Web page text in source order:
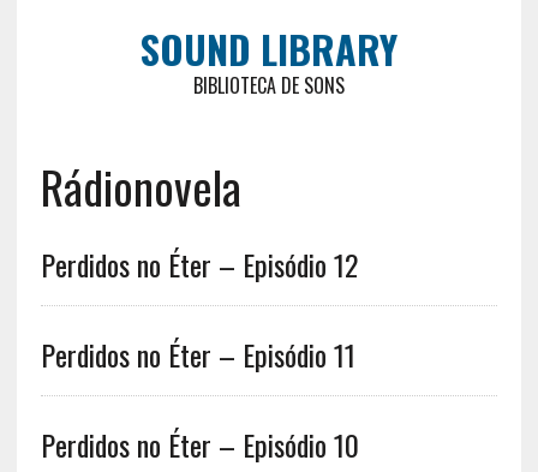
SOUND LIBRARY
BIBLIOTECA DE SONS
Rádionovela
Perdidos no Éter – Episódio 12
Perdidos no Éter – Episódio 11
Perdidos no Éter – Episódio 10